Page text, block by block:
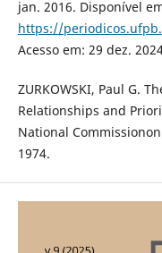
jan. 2016. Disponível
https://
Acesso em: 29 dez.
ZURKOWSKI, Paul G.
Relationships and
National
1974.